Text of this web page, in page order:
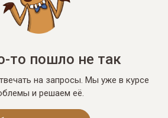
то пошло не так
на запросы. Мы уже в курсе
и решаем её.